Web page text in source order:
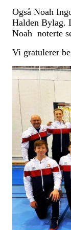
Også Noah
Halden Bylag.
Noah noterte
Vi gratulerer